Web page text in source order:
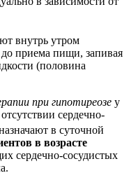
внутрь утром
приема пищи, запивая
(половина
при гипотиреозе у
сердечно-
в суточной
в возрасте
сердечно-сосудистых